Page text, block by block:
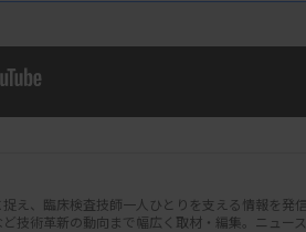
え、臨床検査技師一人ひとりを支える情報を
技術革新の動向まで幅広く取材・編集。ニュー